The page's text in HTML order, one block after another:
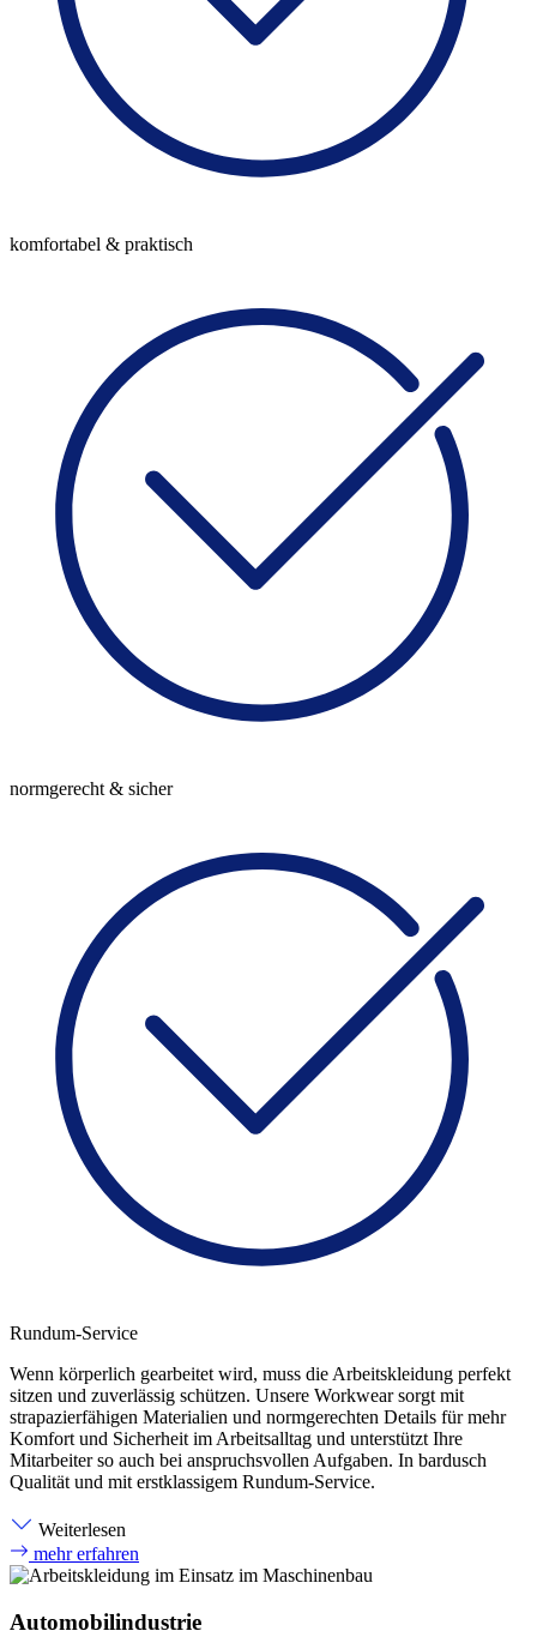
komfortabel & praktisch
normgerecht & sicher
Rundum-Service
Wenn körperlich gearbeitet wird, muss die Arbeitskleidung perfekt
sitzen und zuverlässig schützen. Unsere Workwear sorgt mit
strapazierfähigen Materialien und normgerechten Details für mehr
Komfort und Sicherheit im Arbeitsalltag und unterstützt Ihre
Mitarbeiter so auch bei anspruchsvollen Aufgaben. In bardusch
Qualität und mit erstklassigem Rundum-Service.
Weiterlesen
mehr erfahren
Automobilindustrie